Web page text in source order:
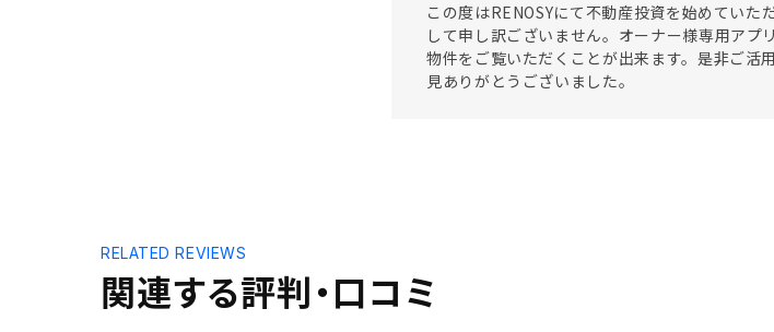
この度はRENOSYにて不動産投資を始めてい
して申し訳ございません。オーナー様専用アプ
物件をご覧いただくことが出来ます。是非ご活
見ありがとうございました。
関連する評判・口コミ
RELATED REVIEWS